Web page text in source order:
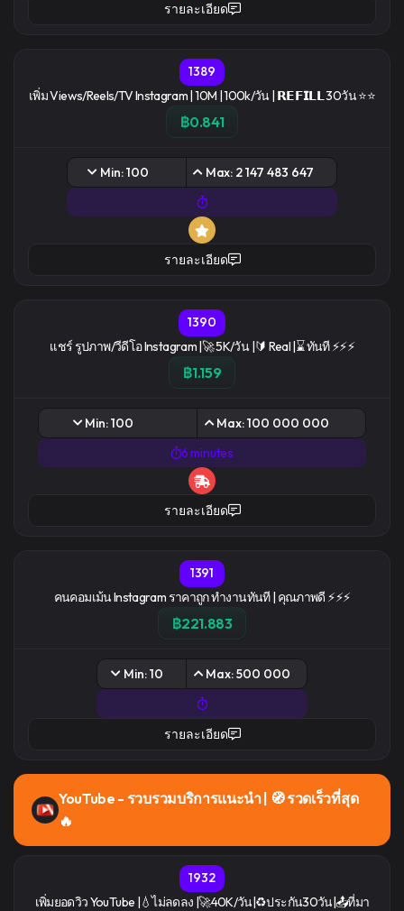
รายละเอียด
1389
เพิ่ม Views/Reels/TV Instagram | 10M | 100k/วัน | 𝗥𝗘𝗙𝗜𝗟𝗟 30วัน ⭐⭐
฿0.841
Min: 100 Max: 2 147 483 647
รายละเอียด
1390
เเชร์ รูปภาพ/วีดีโอ Instagram |🚀 5K/วัน |🔰 Real |⌛ ทันที ⚡⚡⚡
฿1.159
Min: 100
Max: 100 000 000
6 minutes
รายละเอียด
1391
คนคอมเม้น Instagram ราคาถูก ทำงานทันที | คุณภาพดี ⚡⚡⚡
฿221.883
Min: 10 Max: 500 000
รายละเอียด
YouTube - รวบรวมบริการแนะนํา | 🧭 รวดเร็วที่สุด
🔥
1932
เพิ่มยอดวิว YouTube |💧ไม่ลดลง |🚀40K/วัน|♻️ประกัน30วัน|📤ที่มา